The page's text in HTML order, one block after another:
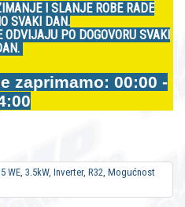
I SLANJE ROBE RADE
SVAKI DAN.
PO DOGOVORU SVAKI
zaprimamo: 00:00 -